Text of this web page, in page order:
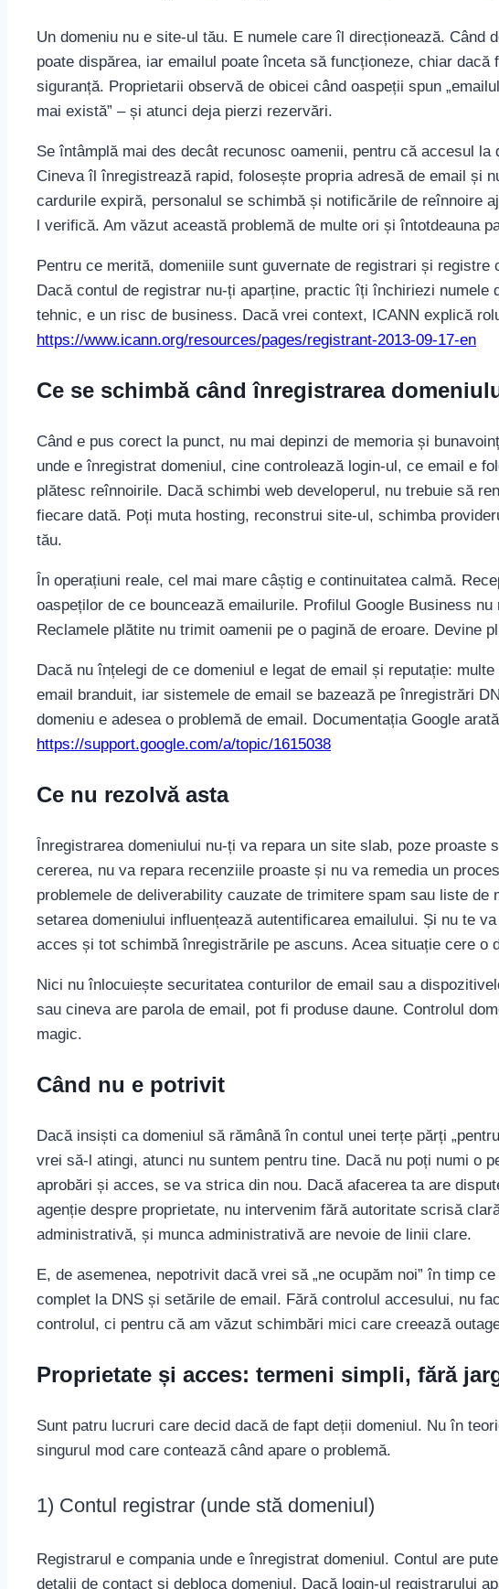
Un domeniu nu e site-ul tău. E numele care îl direcționează. Când
poate dispărea, iar emailul poate înceta să funcționeze, chiar
siguranță. Proprietarii observă de obicei când oaspeții spun
mai există” – și atunci deja pierzi rezervări.
Se întâmplă mai des decât recunosc oamenii, pentru că accesul la
Cineva îl înregistrează rapid, folosește propria adresă de email și
cardurile expiră, personalul se schimbă și notificările de reînnoire
l verifică. Am văzut această problemă de multe ori și întotdeauna
Pentru ce merită, domeniile sunt guvernate de registrari și registre
Dacă contul de registrar nu-ți aparține, practic îți închiriezi numele
tehnic, e un risc de business. Dacă vrei context, ICANN explică
https://www.icann.org/resources/pages/registrant-2013-09-17-en
Ce se schimbă când înregistrarea
Când e pus corect la punct, nu mai depinzi de memoria și
unde e înregistrat domeniul, cine controlează login-ul, ce email e
plătesc reînnoirile. Dacă schimbi web developerul, nu trebuie să
fiecare dată. Poți muta hosting, reconstrui site-ul, schimba
tău.
În operațiuni reale, cel mai mare câștig e continuitatea calmă.
oaspeților de ce bouncează emailurile. Profilul Google Business
Reclamele plătite nu trimit oamenii pe o pagină de eroare. Devine
Dacă nu înțelegi de ce domeniul e legat de email și reputație:
email branduit, iar sistemele de email se bazează pe înregistrări
domeniu e adesea o problemă de email. Documentația Google
https://support.google.com/a/topic/1615038
Ce nu rezolvă asta
Înregistrarea domeniului nu-ți va repara un site slab, poze proaste
cererea, nu va repara recenziile proaste și nu va remedia un
problemele de deliverability cauzate de trimitere spam sau liste de
setarea domeniului influențează autentificarea emailului. Și nu te
acces și tot schimbă înregistrările pe ascuns. Acea situație cere o
Nici nu înlocuiește securitatea conturilor de email sau a
sau cineva are parola de email, pot fi produse daune. Controlul
magic.
Când nu e potrivit
Dacă insiști ca domeniul să rămână în contul unei terțe părți
vrei să-l atingi, atunci nu suntem pentru tine. Dacă nu poți numi o
aprobări și acces, se va strica din nou. Dacă afacerea ta are
agenție despre proprietate, nu intervenim fără autoritate scrisă
administrativă, și munca administrativă are nevoie de linii clare.
E, de asemenea, nepotrivit dacă vrei să „ne ocupăm noi” în timp
complet la DNS și setările de email. Fără controlul accesului, nu
controlul, ci pentru că am văzut schimbări mici care creează
Proprietate și acces: termeni simpli, fără
Sunt patru lucruri care decid dacă de fapt deții domeniul. Nu în
singurul mod care contează când apare o problemă.
1) Contul registrar (unde stă domeniul)
Registrarul e compania unde e înregistrat domeniul. Contul are
detalii de contact și debloca domeniul. Dacă login-ul registrarului